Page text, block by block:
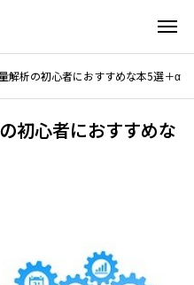
解析の初心者におすすめな本5選＋α
初心者におすすめな